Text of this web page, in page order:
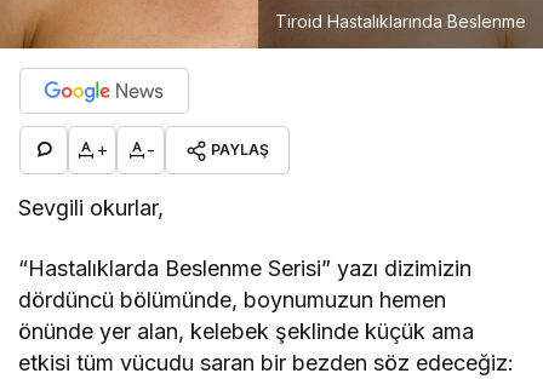
Tiroid Hastalıklarında Beslenme
+ - PAYLAŞ
Sevgili okurlar,
“Hastalıklarda Beslenme Serisi” yazı dizimizin
dördüncü bölümünde, boynumuzun hemen
önünde yer alan, kelebek şeklinde küçük ama
etkisi tüm vücudu saran bir bezden söz edeceğiz: